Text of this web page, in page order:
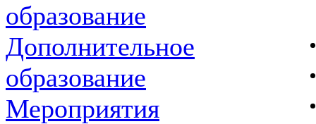
образование
Дополнительное
образование
Мероприятия